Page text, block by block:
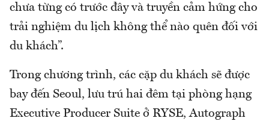
chưa từng có trước đây và truyền cảm hứng cho
trải nghiệm du lịch không thể nào quên đối với
du khách”.
Trong chương trình, các cặp du khách sẽ được
bay đến Seoul, lưu trú hai đêm tại phòng hạng
Executive Producer Suite ở RYSE, Autograph